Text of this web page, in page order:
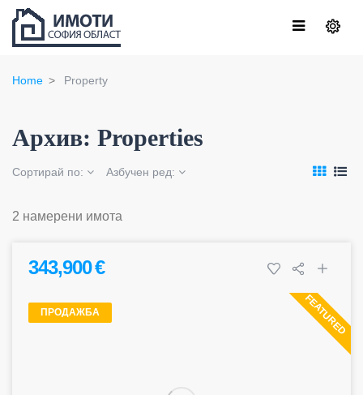
Home Property
Архив: Properties
Сортирай по: Азбучен ред:
2 намерени имота
343,900 €
ПРОДАЖБА FEATURED